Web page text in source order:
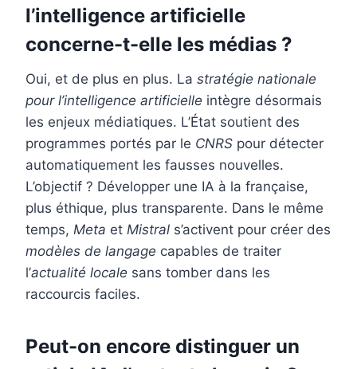
l’intelligence artificielle
concerne-t-elle les médias ?
Oui, et de plus en plus. La stratégie nationale
pour l’intelligence artificielle intègre désormais
les enjeux médiatiques. L’État soutient des
programmes portés par le CNRS pour détecter
automatiquement les fausses nouvelles.
L’objectif ? Développer une IA à la française,
plus éthique, plus transparente. Dans le même
temps, Meta et Mistral s’activent pour créer des
modèles de langage capables de traiter
l’actualité locale sans tomber dans les
raccourcis faciles.
Peut-on encore distinguer un